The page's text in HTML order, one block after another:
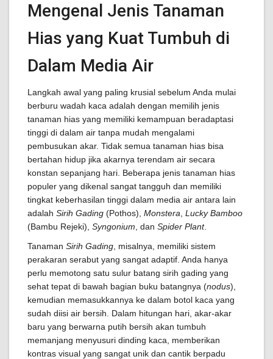
Mengenal Jenis Tanaman
Hias yang Kuat Tumbuh di
Dalam Media Air
Langkah awal yang paling krusial sebelum Anda mulai
berburu wadah kaca adalah dengan memilih jenis
tanaman hias yang memiliki kemampuan beradaptasi
tinggi di dalam air tanpa mudah mengalami
pembusukan akar. Tidak semua tanaman hias bisa
bertahan hidup jika akarnya terendam air secara
konstan sepanjang hari. Beberapa jenis tanaman hias
populer yang dikenal sangat tangguh dan memiliki
tingkat keberhasilan tinggi dalam media air antara lain
adalah Sirih Gading (Pothos), Monstera Lucky Bamboo
(Bambu Rejeki), Syngonium , dan Spider Plant.
Tanaman Sirih Gading , misalnya, memiliki sistem
perakaran serabut yang sangat adaptif. Anda hanya
perlu memotong satu sulur batang sirih gading yang
sehat tepat di bawah bagian buku batangnya (nodus),
kemudian memasukkannya ke dalam botol kaca yang
sudah diisi air bersih. Dalam hitungan hari, akar-akar
baru yang berwarna putih bersih akan tumbuh
memanjang menyusuri dinding kaca, memberikan
kontras visual yang sangat unik dan cantik berpadu